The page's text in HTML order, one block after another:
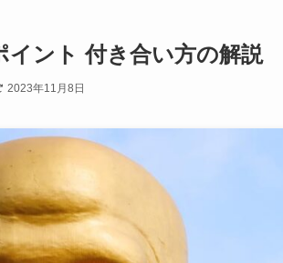
ント 付き合い方の解説
2023年11月8日